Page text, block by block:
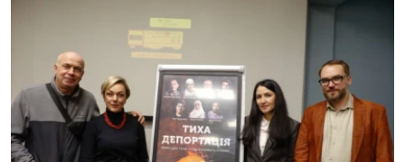
ДЕПОРТАЦІЯ
ВІДЕОУРОКИ «ELIFBE»
СВІДЧЕННЯ ОКУПАЦІЇ
ЯК ОБІЙТИ БЛОКУВАННЯ
Русский
Qırımtatar